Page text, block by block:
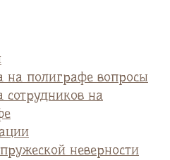
на полиграфе вопросы
сотрудников на
неверности